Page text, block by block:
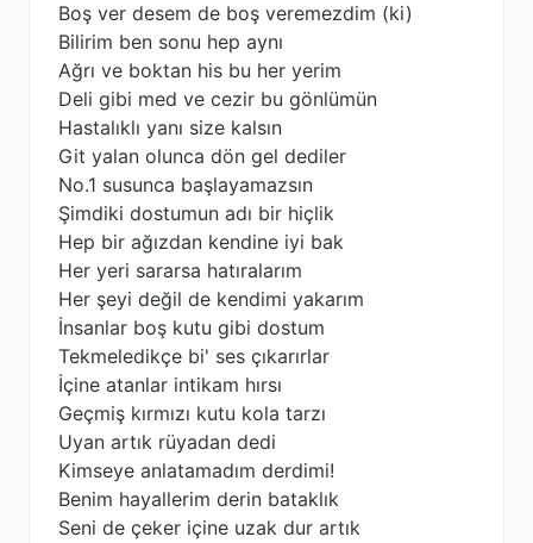
Boş ver desem de boş veremezdim (ki)
Bilirim ben sonu hep aynı
Ağrı ve boktan his bu her yerim
Deli gibi med ve cezir bu gönlümün
Hastalıklı yanı size kalsın
Git yalan olunca dön gel dediler
No.1 susunca başlayamazsın
Şimdiki dostumun adı bir hiçlik
Hep bir ağızdan kendine iyi bak
Her yeri sararsa hatıralarım
Her şeyi değil de kendimi yakarım
İnsanlar boş kutu gibi dostum
Tekmeledikçe bi' ses çıkarırlar
İçine atanlar intikam hırsı
Geçmiş kırmızı kutu kola tarzı
Uyan artık rüyadan dedi
Kimseye anlatamadım derdimi!
Benim hayallerim derin bataklık
Seni de çeker içine uzak dur artık